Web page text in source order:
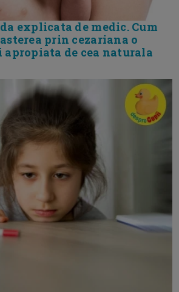
explicata de medic. Cum
prin cezariana o
de cea naturala